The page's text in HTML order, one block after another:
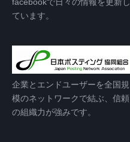
ています。
企業とエンドユーザーを全国規
模のネットワークで結ぶ、信頼
の組織力が強みです。